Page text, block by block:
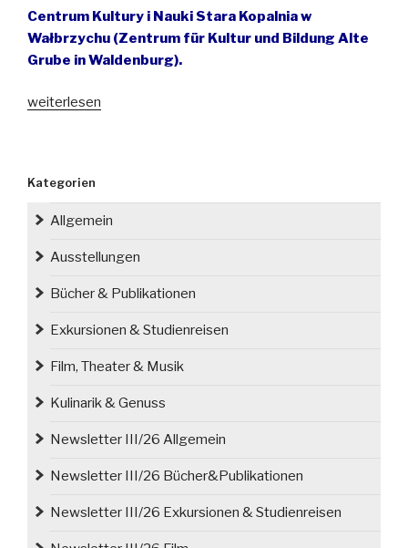
Centrum Kultury i Nauki Stara Kopalnia w
Wałbrzychu (Zentrum für Kultur und Bildung Alte
Grube in Waldenburg).
„Tomasz
Zeit
weiterlesen
Kategorien
Allgemein
Ausstellungen
Bücher & Publikationen
Exkursionen & Studienreisen
Film, Theater & Musik
Kulinarik & Genuss
Newsletter III/26 Allgemein
Newsletter III/26 Bücher&Publikationen
Newsletter III/26 Exkursionen & Studienreisen